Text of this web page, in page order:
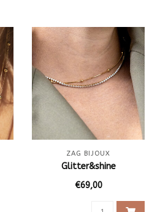
ZAG BIJOUX
Glitter&shine
€69,00